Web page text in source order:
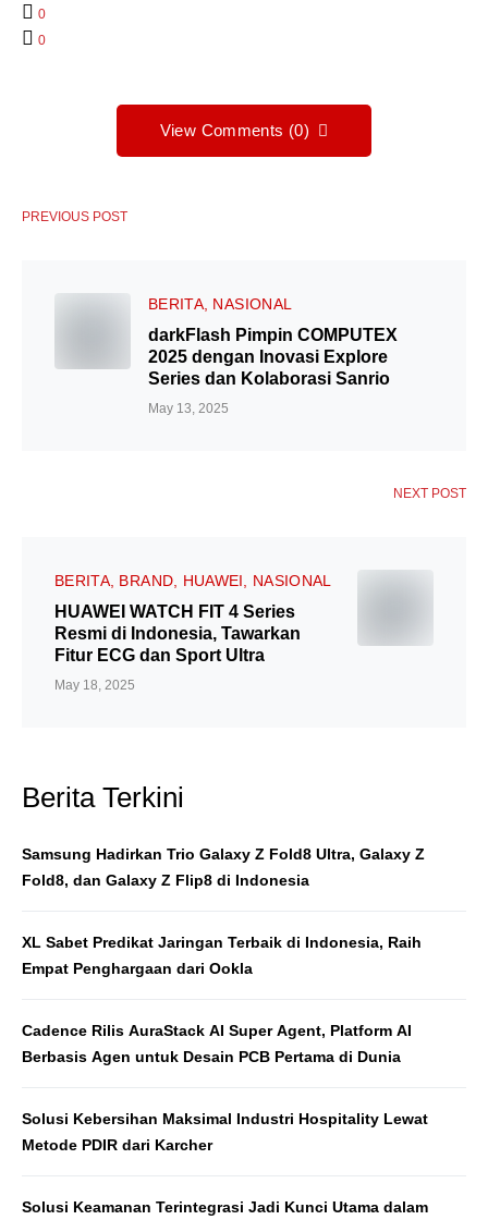
0
0
View Comments (0)
PREVIOUS POST
BERITA NASIONAL
darkFlash Pimpin COMPUTEX
2025 dengan Inovasi Explore
Series dan Kolaborasi Sanrio
May 13, 2025
NEXT POST
BERITA BRAND HUAWEI NASIONAL
HUAWEI WATCH FIT 4 Series
Resmi di Indonesia, Tawarkan
Fitur ECG dan Sport Ultra
May 18, 2025
Berita Terkini
Samsung Hadirkan Trio Galaxy Z Fold8 Ultra, Galaxy Z
Fold8, dan Galaxy Z Flip8 di Indonesia
XL Sabet Predikat Jaringan Terbaik di Indonesia, Raih
Empat Penghargaan dari Ookla
Cadence Rilis AuraStack AI Super Agent, Platform AI
Berbasis Agen untuk Desain PCB Pertama di Dunia
Solusi Kebersihan Maksimal Industri Hospitality Lewat
Metode PDIR dari Karcher
Solusi Keamanan Terintegrasi Jadi Kunci Utama dalam